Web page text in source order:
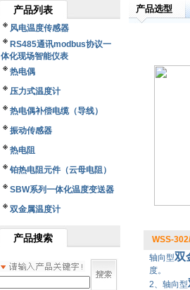
产品列表
风电温度传感器
RS485通讯modbus协议一
体化现场智能仪表
热电偶
压力式温度计
热电偶补偿电缆（导线）
振动传感器
热电阻
铂热电阻元件（云母电阻）
SBW系列一体化温度变送器
双金属温度计
产品搜索
产品选型
WSS-
轴向型双
度。
2、轴向型